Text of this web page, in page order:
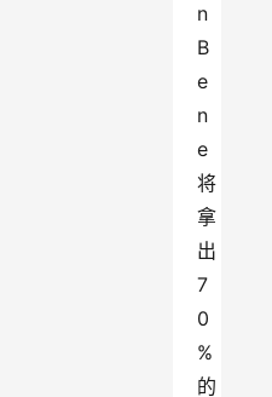
n
B
e
n
e
将
拿
出
7
0
%
的